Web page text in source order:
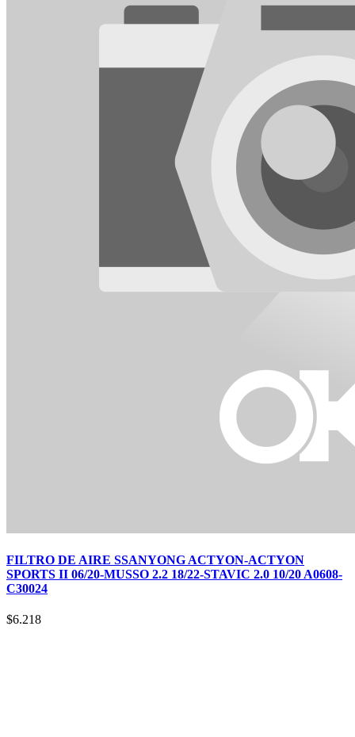
FILTRO DE AIRE SSANYONG ACTYON-ACTYON
SPORTS II 06/20-MUSSO 2.2 18/22-STAVIC 2.0 10/20 A0608-
C30024
$6.218